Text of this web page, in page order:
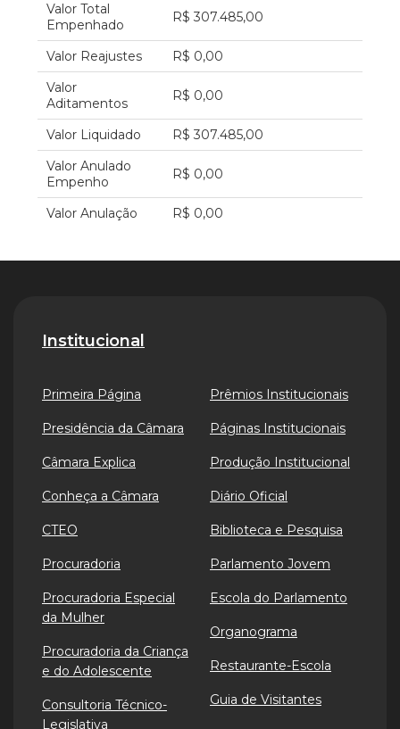
Valor Total
Empenhado
R$ 307.485,00
Valor Reajustes
R$ 0,00
Valor
Aditamentos
R$ 0,00
Valor Liquidado
R$ 307.485,00
Valor Anulado
Empenho
R$ 0,00
Valor Anulação R$ 0,00
Institucional
Primeira Página
Presidência da Câmara
Câmara Explica
Conheça a Câmara
CTEO
Procuradoria
Procuradoria Especial
da Mulher
Procuradoria da Criança
e do Adolescente
Consultoria Técnico-
Legislativa
Prêmios Institucionais
Páginas Institucionais
Produção Institucional
Diário Oficial
Biblioteca e Pesquisa
Parlamento Jovem
Escola do Parlamento
Organograma
Restaurante-Escola
Guia de Visitantes